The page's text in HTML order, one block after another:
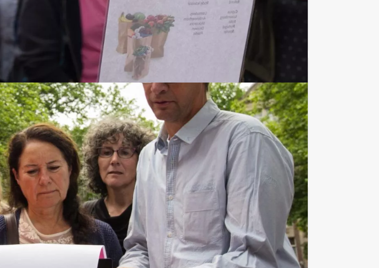
€ 27,50 p.p. excl. BTW
ontdekkingsreis door Amersfoort. Voorzien van een tablet gaan jullie in teams op
...
Favoriet
in Amersfoort Vanaf € 64,50 p.p. excl. BTW
van Amersfoort Excursies in Amersfoort. Een virtueel, hypermodern spel, in